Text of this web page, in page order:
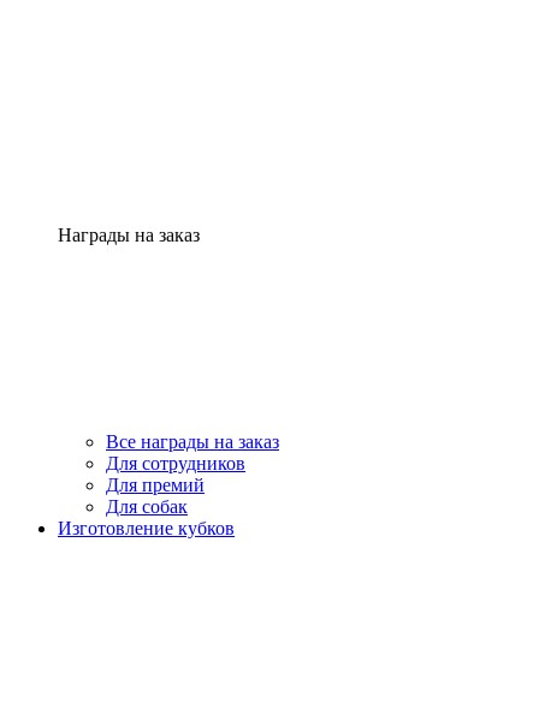
Награды на заказ
Все награды на заказ
Для сотрудников
Для премий
Для собак
Изготовление кубков